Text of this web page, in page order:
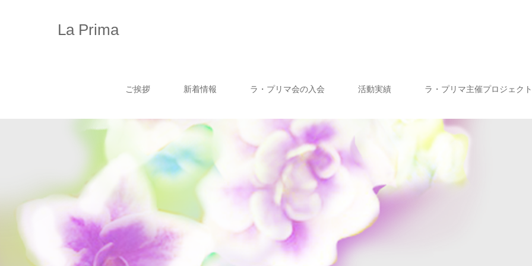
La Prima
ご挨拶 新着情報 ラ・プリマ会の入会 活動実績 ラ・プリマ主催プロジェクト